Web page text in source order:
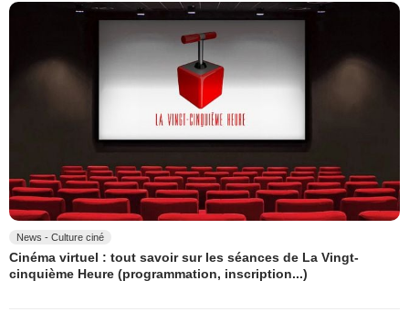
News - Culture ciné
Cinéma virtuel : tout savoir sur les séances de La Vingt-
cinquième Heure (programmation, inscription...)